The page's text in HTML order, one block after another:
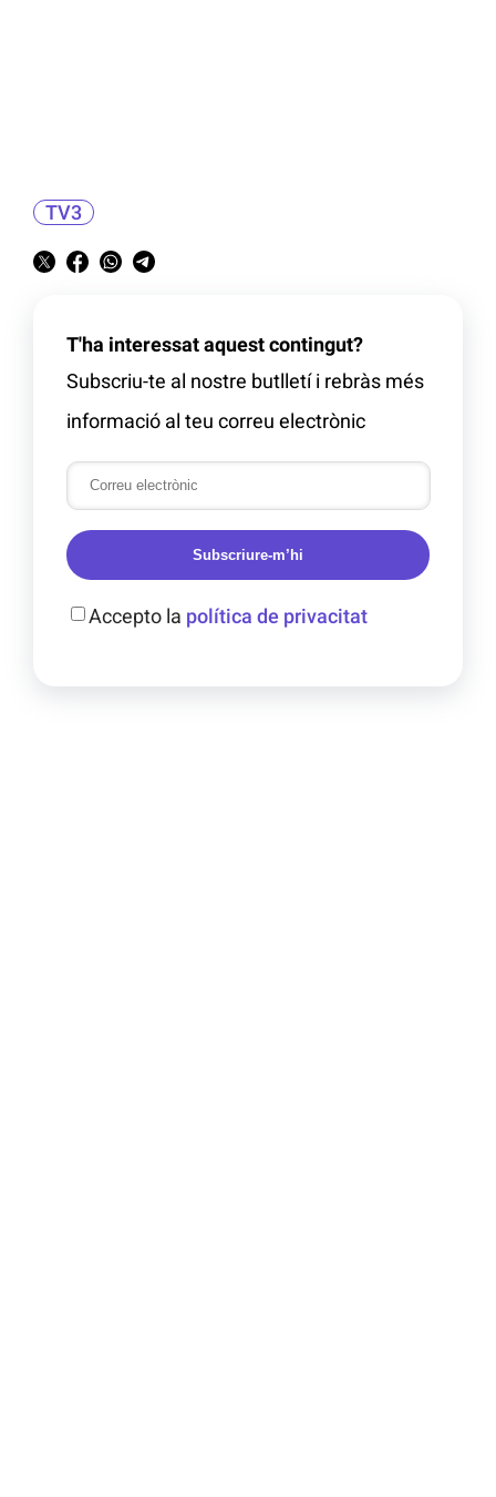
TV3
T'ha interessat aquest contingut?
Subscriu-te al nostre butlletí i rebràs més
informació al teu correu electrònic
Subscriure-m’hi
Accepto la política de privacitat